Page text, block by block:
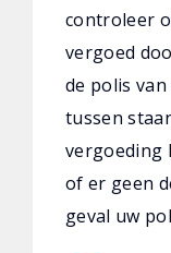
controleer
vergoed
de polis
tussen
vergoeding
of er geen
geval uw